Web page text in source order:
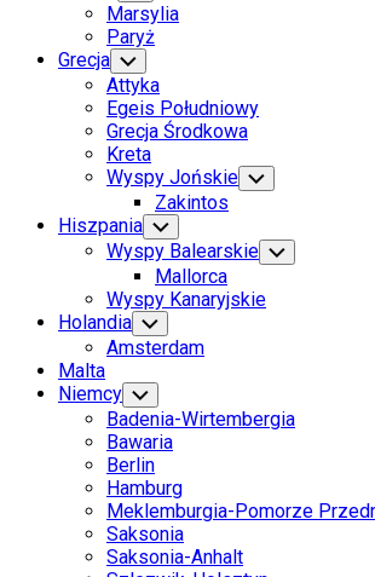
Child
Menu
Marsylia
Paryż
Grecja Toggle
Child
Menu
Attyka
Egeis Południowy
Grecja Środkowa
Kreta
Wyspy Jońskie Toggle
Child
Zakintos
Hiszpania Toggle
Child
Menu
Wyspy Balearskie Toggle
Child
Mallorca
Wyspy Kanaryjskie
Holandia Toggle
Child
Menu
Amsterdam
Malta
Niemcy Toggle
Child
Menu
Badenia-Wirtembergia
Bawaria
Berlin
Hamburg
Meklemburgia-Pomorze
Saksonia
Saksonia-Anhalt